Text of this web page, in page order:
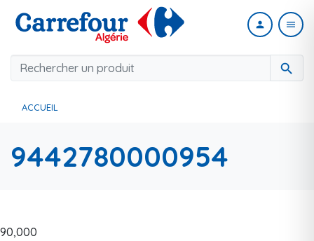
search
person menu
ACCUEIL
9442780000954
90,000